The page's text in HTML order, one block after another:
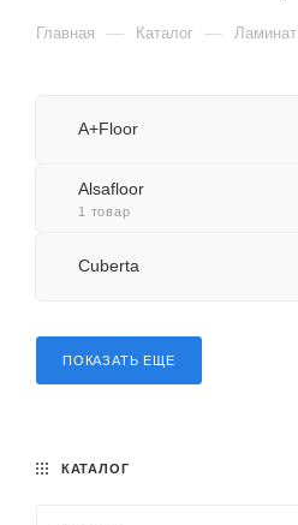
Главная — Каталог — Ламинат
A+Floor
Alsafloor
1 товар
Cuberta
ПОКАЗАТЬ ЕЩЕ
КАТАЛОГ